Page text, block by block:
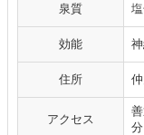
泉質
効能
住所
アクセス
分